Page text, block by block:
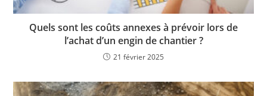
Quels sont les coûts annexes à prévoir lors de
l’achat d’un engin de chantier ?
21 février 2025